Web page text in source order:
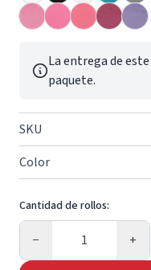
La entrega de
paquete.
SKU
Color
Cantidad de rollos:
−
Cantidad
+